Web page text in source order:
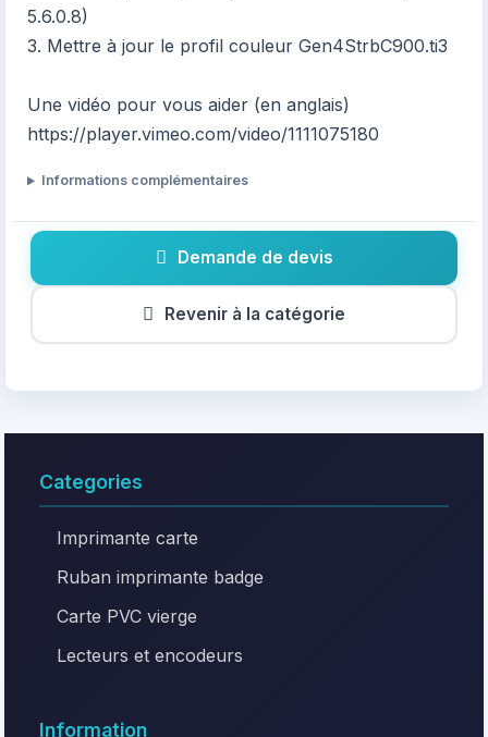
5.6.0.8)
3. Mettre à jour le profil couleur Gen4StrbC900.ti3
Une vidéo pour vous aider (en anglais)
https://player.vimeo.com/video/1111075180
Informations complémentaires
Demande de devis
Revenir à la catégorie
Categories
Imprimante carte
Ruban imprimante badge
Carte PVC vierge
Lecteurs et encodeurs
Information